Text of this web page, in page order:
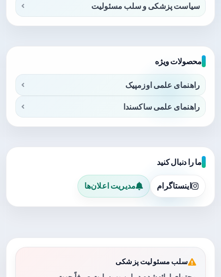
سیاست پزشکی و سلب مسئولیت
محصولات ویژه
راهنمای علمی اوزمپیک
راهنمای علمی ساکسندا
ما را دنبال کنید
اینستاگرام مدیریت اعلان‌ها
سلب مسئولیت پزشکی